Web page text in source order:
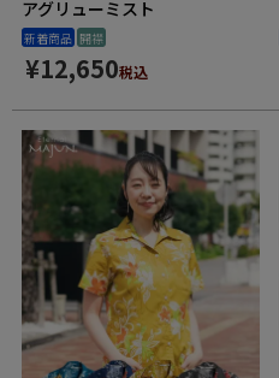
アグリューミスト
新着商品 開襟
¥12,650税込